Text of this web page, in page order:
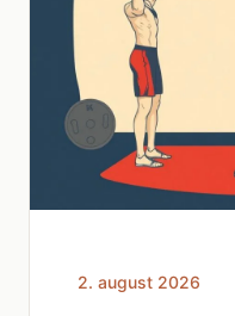
2. august 2026